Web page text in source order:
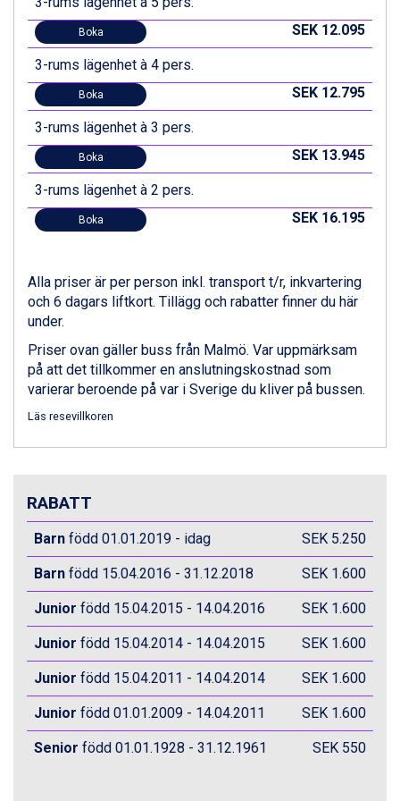
Canazei från 7.195 kr.
Livigno från 5.595 kr.
Ponte di Legno från 7.395 kr.
Bad Gastein från 6.295 kr.
Sauze dOulx från 6.145 kr.
Alleghe från 8.545 kr.
Arabba från 11.045 kr.
La Thuile från 7.045 kr.
Cervinia från 8.245 kr.
Bad Hofgastein från 8.595 kr.
Passo Tonale från 5.895 kr.
Saalbach från 9.445 kr.
Sestriere från 6.945 kr.
Wagrain från 7.095 kr.
Fieberbrunn från 9.645 kr.
Ischgl från 11.295 kr.
Val Thorens från 8.395 kr.
St. Anton från 11.245 kr.
Canazei från 7.195 kr.
Livigno från 5.595 kr.
Sauze dOulx från 6.145 kr.
Alleghe från 8.545 kr.
Arabba från 11.045 kr.
La Thuile från 7.045 kr.
Cervinia från 8.245 kr.
Bad Hofgastein från 8.595 kr.
Passo Tonale från 5.895 kr.
Saalbach från 9.445 kr.
Sölden från 12.995 kr.
Champoluc från 5.945 kr.
Sestriere från 6.945 kr.
Wagrain från 7.095 kr.
Fieberbrunn från 9.645 kr.
Boka SEK 12.095
3-rums lägenhet à 4 pers.
Boka SEK 12.795
3-rums lägenhet à 3 pers.
Boka SEK 13.945
3-rums lägenhet à 2 pers.
Boka SEK 16.195
Alla priser är per person inkl. transport t/r, inkvartering
och 6 dagars liftkort. Tillägg och rabatter finner du här
under.
Priser ovan gäller buss från Malmö. Var uppmärksam
på att det tillkommer en anslutningskostnad som
varierar beroende på var i Sverige du kliver på bussen.
Läs resevillkoren
RABATT
Barn född 01.01.2019 - idag SEK 5.250
Barn född 15.04.2016 - 31.12.2018 SEK 1.600
Junior född 15.04.2015 - 14.04.2016 SEK 1.600
Junior född 15.04.2014 - 14.04.2015 SEK 1.600
Junior född 15.04.2011 - 14.04.2014 SEK 1.600
Junior född 01.01.2009 - 14.04.2011 SEK 1.600
Senior född 01.01.1928 - 31.12.1961 SEK 550